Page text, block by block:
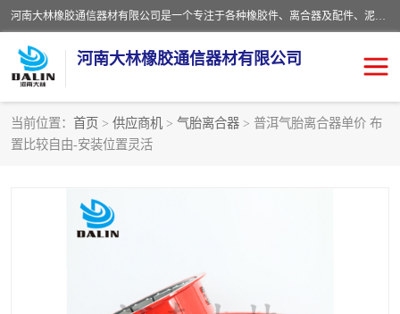
河南大林橡胶通信器材有限公司是一个专注于各种橡胶件、离合器及配件、泥浆泵及配件等产品设计制造和加工的企业。产品应用于矿山、冶金、石油、钢铁、化工、水泥、船舶、造纸、通用机械等各种大功率机械传动或制动装置。
河南大林橡胶通信器材有限公司
当前位置： 首页 > 供应商机 > 气胎离合器 > 普洱气胎离合器单价 布
置比较自由-安装位置灵活
推盘离合器
VC离合器
PO隔膜离合器